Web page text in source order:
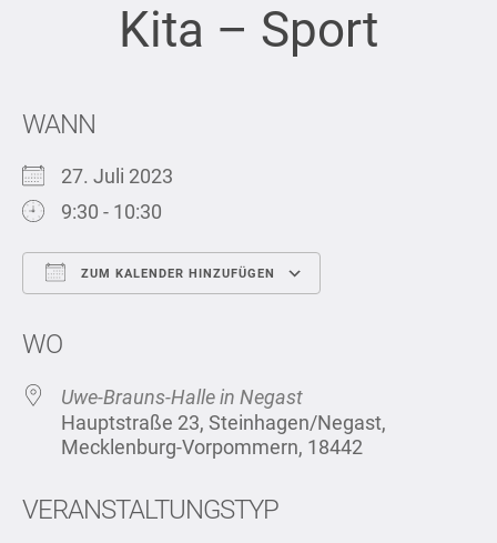
Kita – Sport
WANN
27. Juli 2023
9:30 - 10:30
ZUM KALENDER HINZUFÜGEN
WO
Uwe-Brauns-Halle in Negast
Hauptstraße 23, Steinhagen/Negast,
Mecklenburg-Vorpommern, 18442
VERANSTALTUNGSTYP